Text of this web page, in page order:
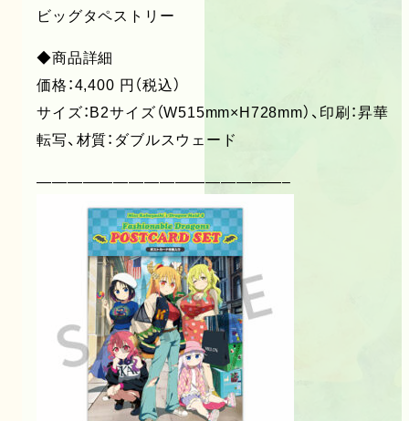
ビッグタペストリー
◆商品詳細
価格：4,400 円（税込）
サイズ：B2サイズ（W515mm×H728mm）、印刷：昇華
転写、材質：ダブルスウェード
————————————————–